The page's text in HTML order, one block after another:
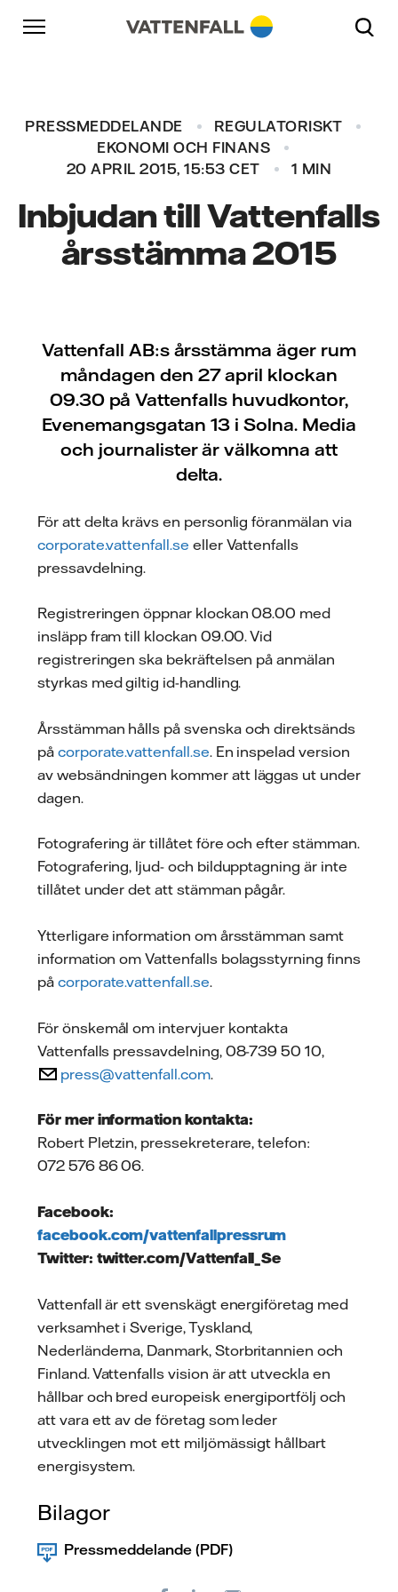
Skip to content
Gå till huvudnavigeringen
Gå till sidfoten
PRESSMEDDELANDE
REGULATORISKT
EKONOMI OCH FINANS
20 APRIL 2015, 15:53 CET
1 MIN
Inbjudan till Vattenfalls
årsstämma 2015
Vattenfall AB:s årsstämma äger rum
måndagen den 27 april klockan
09.30 på Vattenfalls huvudkontor,
Evenemangsgatan 13 i Solna. Media
och journalister är välkomna att
delta.
För att delta krävs en personlig föranmälan via
corporate.vattenfall.se eller Vattenfalls
pressavdelning.
Registreringen öppnar klockan 08.00 med
insläpp fram till klockan 09.00. Vid
registreringen ska bekräftelsen på anmälan
styrkas med giltig id-handling.
Årsstämman hålls på svenska och direktsänds
på corporate.vattenfall.se. En inspelad version
av websändningen kommer att läggas ut under
dagen.
Fotografering är tillåtet före och efter stämman.
Fotografering, ljud- och bildupptagning är inte
tillåtet under det att stämman pågår.
Ytterligare information om årsstämman samt
information om Vattenfalls bolagsstyrning finns
på corporate.vattenfall.se.
För önskemål om intervjuer kontakta
Vattenfalls pressavdelning, 08-739 50 10,
press@vattenfall.com.
För mer information kontakta:
Robert Pletzin, pressekreterare, telefon:
072 576 86 06.
Facebook:
facebook.com/vattenfallpressrum
Twitter: twitter.com/Vattenfall_Se
Vattenfall är ett svenskägt energiföretag med
verksamhet i Sverige, Tyskland,
Nederländerna, Danmark, Storbritannien och
Finland. Vattenfalls vision är att utveckla en
hållbar och bred europeisk energiportfölj och
att vara ett av de företag som leder
utvecklingen mot ett miljömässigt hållbart
energisystem.
Bilagor
Pressmeddelande (PDF)
Gå till huvudnavigeringen